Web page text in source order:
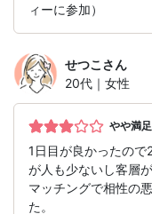
ィーに参加）
せつこ さん
20代｜女性
やや満足
1日目が良かったの
が人も少ないし客層
マッチングで相性の
た。